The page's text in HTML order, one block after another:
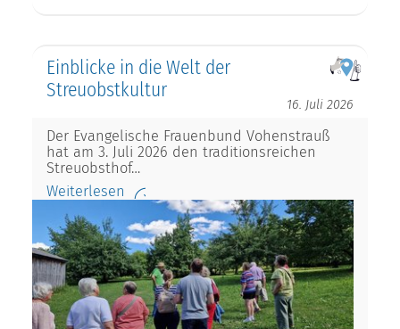
Einblicke in die Welt der
Streuobstkultur
16. Juli 2026
Der Evangelische Frauenbund Vohenstrauß
hat am 3. Juli 2026 den traditionsreichen
Streuobsthof…
Weiterlesen